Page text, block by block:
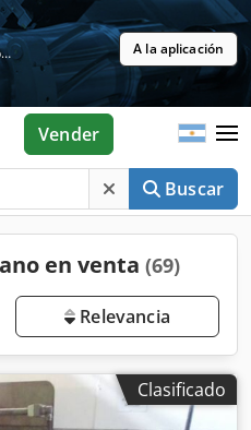
Gratis en la tienda de aplicaciones A la aplicación
Buscar
Vender
en venta (69)
Relevancia
Clasificado